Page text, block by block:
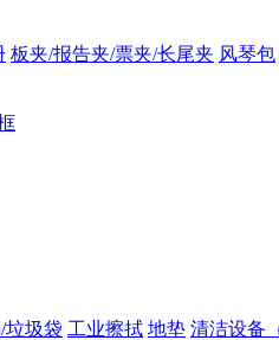
板夹/报告夹/票夹/长尾夹 风琴包
垃圾袋 工业擦拭 地垫 清洁设备